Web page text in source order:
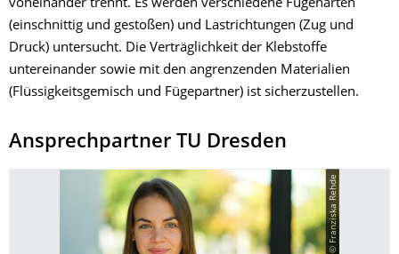
voneinander trennt. Es werden verschiedene Fugenarten
(einschnittig und gestoßen) und Lastrichtungen (Zug und
Druck) untersucht. Die Verträglichkeit der Klebstoffe
untereinander sowie mit den angrenzenden Materialien
(Flüssigkeitsgemisch und Fügepartner) ist sicherzustellen.
Ansprechpartner TU Dresden
© Franziska Rehde